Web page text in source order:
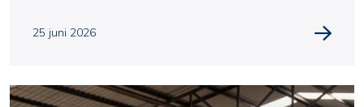
25 juni 2026